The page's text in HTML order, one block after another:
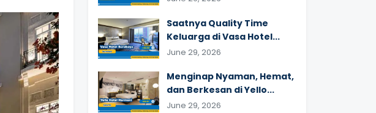
Saatnya Quality Time
Keluarga di Vasa Hotel...
June 29, 2026
Menginap Nyaman, Hemat,
dan Berkesan di Yello...
June 29, 2026